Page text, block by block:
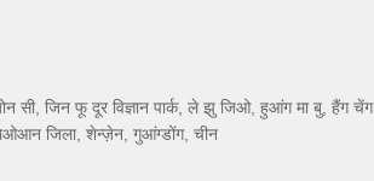
सी, जिन फू दूर विज्ञान पार्क, ले झु जिओ, हुआंग मा बु, हैंग चेंग
जिला, शेन्ज़ेन, गुआंग्डोंग, चीन